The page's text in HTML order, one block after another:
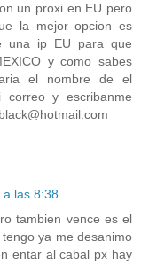
un proxi en EU pero
la mejor opcion es
una ip EU para que
y como sabes
el nombre de el
y escribanme
las 8:38
tambien vence es el
ya me desanimo
entar al cabal px hay